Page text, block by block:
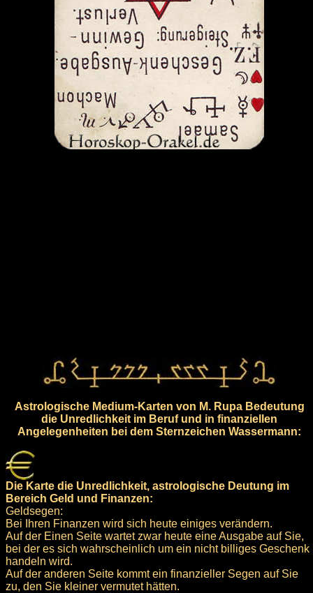
Astrologische Medium-Karten von M. Rupa Bedeutung
die Unredlichkeit im Beruf und in finanziellen
Angelegenheiten bei dem Sternzeichen Wassermann:
Die Karte die Unredlichkeit, astrologische Deutung im
Bereich Geld und Finanzen:
Geldsegen:
Bei Ihren Finanzen wird sich heute einiges verändern.
Auf der Einen Seite wartet zwar heute eine Ausgabe auf Sie,
bei der es sich wahrscheinlich um ein nicht billiges Geschenk
handeln wird.
Auf der anderen Seite kommt ein finanzieller Segen auf Sie
zu, den Sie kleiner vermutet hätten.